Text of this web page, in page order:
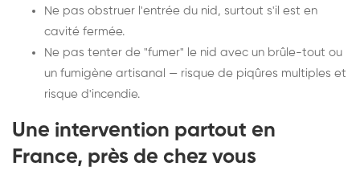
Ne pas obstruer l'entrée du nid, surtout s'il est en
cavité fermée.
Ne pas tenter de "fumer" le nid avec un brûle-tout ou
un fumigène artisanal — risque de piqûres multiples et
risque d'incendie.
Une intervention partout en
France, près de chez vous